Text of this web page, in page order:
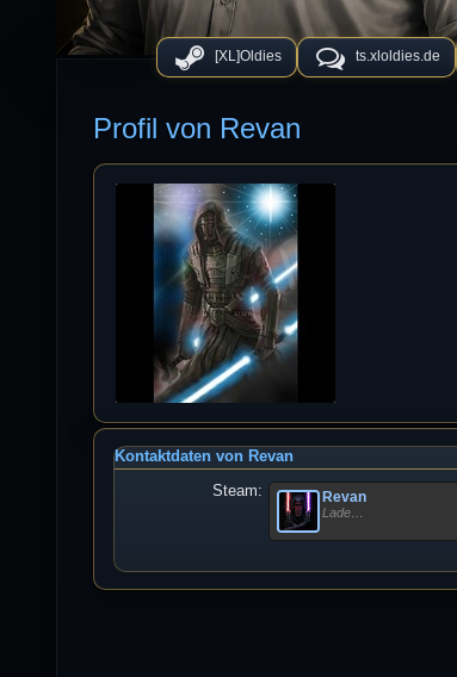
[XL]Oldies ts.xloldies.de
Profil von Revan
Kontaktdaten von Revan
Steam: Revan
Lade…